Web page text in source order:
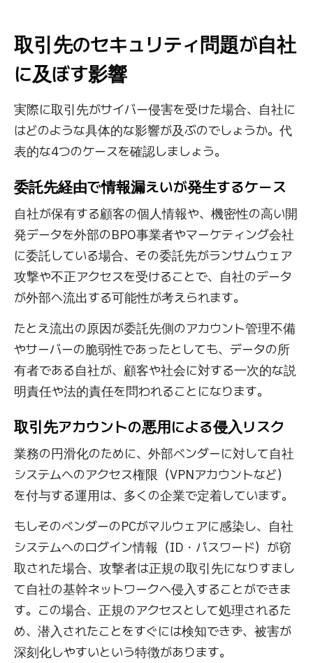
取引先のセキュリティ問題が自社
に及ぼす影響
実際に取引先がサイバー侵害を受けた場合、自社に
はどのような具体的な影響が及ぶのでしょうか。代
表的な4つのケースを確認しましょう。
委託先経由で情報漏えいが発生するケース
自社が保有する顧客の個人情報や、機密性の高い開
発データを外部のBPO事業者やマーケティング会社
に委託している場合、その委託先がランサムウェア
攻撃や不正アクセスを受けることで、自社のデータ
が外部へ流出する可能性が考えられます。
たとえ流出の原因が委託先側のアカウント管理不備
やサーバーの脆弱性であったとしても、データの所
有者である自社が、顧客や社会に対する一次的な説
明責任や法的責任を問われることになります。
取引先アカウントの悪用による侵入リスク
業務の円滑化のために、外部ベンダーに対して自社
システムへのアクセス権限（VPNアカウントなど）
を付与する運用は、多くの企業で定着しています。
もしそのベンダーのPCがマルウェアに感染し、自社
システムへのログイン情報（ID・パスワード）が窃
取された場合、攻撃者は正規の取引先になりすまし
て自社の基幹ネットワークへ侵入することができま
す。この場合、正規のアクセスとして処理されるた
め、潜入されたことをすぐには検知できず、被害が
深刻化しやすいという特徴があります。